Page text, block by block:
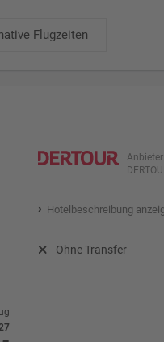
Flugzeiten
Anbieter:
Hotelbeschreibung
Ohne Transfer